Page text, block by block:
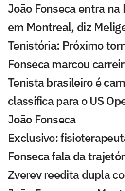
João Fonseca entra
em Montreal, diz
Tenistória: Próximo
Fonseca marcou
Tenista brasileiro é
classifica para o US
João Fonseca
Exclusivo:
Fonseca fala da
Zverev reedita dupla